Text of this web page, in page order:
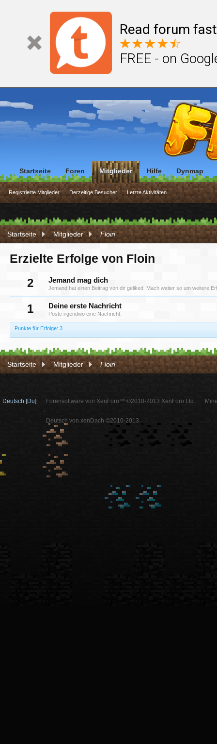
Read forum
FREE - on
Startseite Mitglieder Floin
Erzielte Erfolge von Floin
2 Jemand mag dich
Jemand hat einen Beitrag von dir geliked. Mach weiter so um weitere
1 Deine erste Nachricht
Poste irgendwo eine Nachricht.
Punkte für Erfolge: 3
Startseite Mitglieder Floin
Startseite Foren Mitglieder
Registrierte Mitglieder Derzeitige Besucher Letzte Aktivitäten
Hilfe Dynmap
Deutsch [Du]
Forensoftware von XenForo™ ©2010-2013 XenForo Ltd.
-
Deutsch von xenDach ©2010-2013